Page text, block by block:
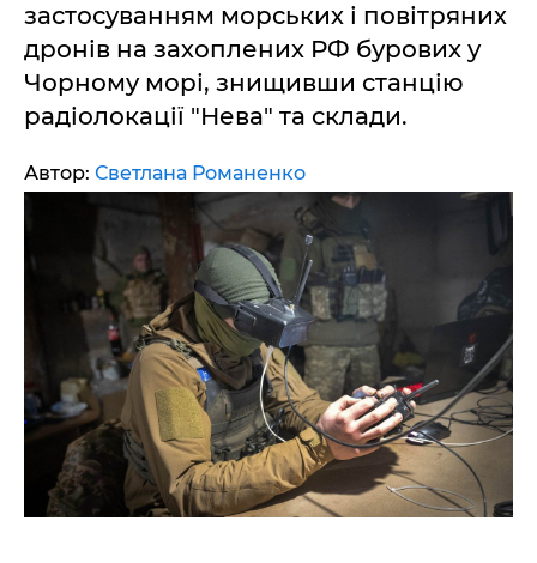
застосуванням морських і повітряних
дронів на захоплених РФ бурових у
Чорному морі, знищивши станцію
радіолокації "Нева" та склади.
Автор: Светлана Романенко